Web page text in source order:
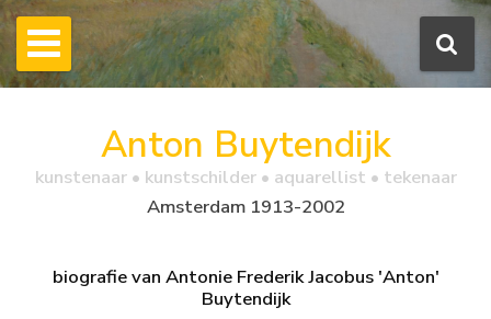
Anton Buytendijk
kunstenaar • kunstschilder • aquarellist • tekenaar
Amsterdam 1913-2002
biografie van Antonie Frederik Jacobus 'Anton'
Buytendijk